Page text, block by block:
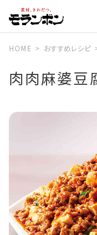
HOME おすすめレシピ
肉肉麻婆豆